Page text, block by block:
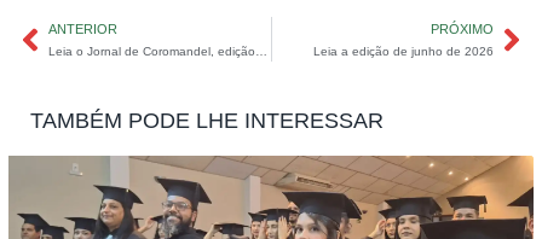
ANTERIOR
Leia o Jornal de Coromandel, edição de abril de 2026
PRÓXIMO
Leia a edição de junho de 2026
TAMBÉM PODE LHE INTERESSAR